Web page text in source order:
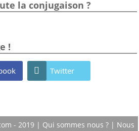
la conjugaison ?
!
 Twitter
- 2019 | Qui sommes nous ? | Nous